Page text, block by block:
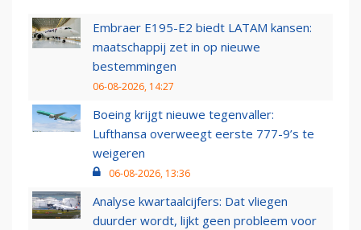
Embraer E195-E2 biedt LATAM kansen:
maatschappij zet in op nieuwe
bestemmingen
06-08-2026, 14:27
Boeing krijgt nieuwe tegenvaller:
Lufthansa overweegt eerste 777-9’s te
weigeren
06-08-2026, 13:36
Analyse kwartaalcijfers: Dat vliegen
duurder wordt, lijkt geen probleem voor